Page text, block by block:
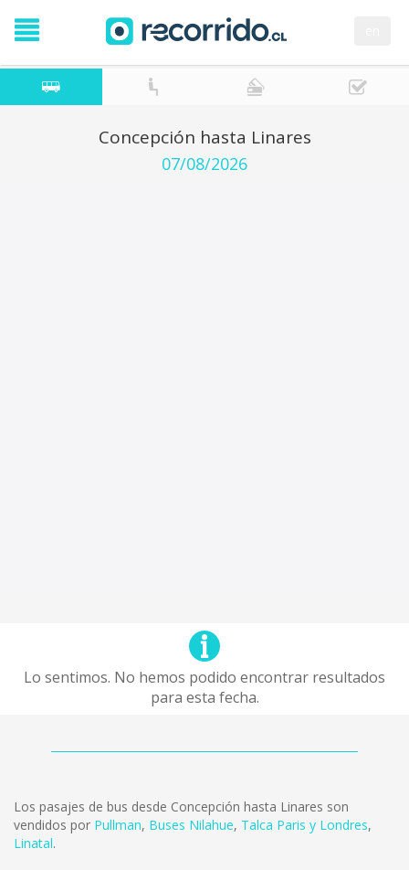
Concepción hasta Linares
07/08/2026
Lo sentimos. No hemos podido encontrar resultados
para esta fecha.
Los pasajes de bus desde Concepción hasta Linares son
vendidos por Pullman, Buses Nilahue, Talca Paris y Londres,
Linatal.